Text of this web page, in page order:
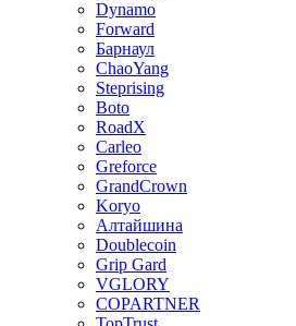
Dynamo
Forward
Барнаул
ChaoYang
Steprising
Boto
RoadX
Carleo
Greforce
GrandCrown
Koryo
Алтайшина
Doublecoin
Grip Gard
VGLORY
COPARTNER